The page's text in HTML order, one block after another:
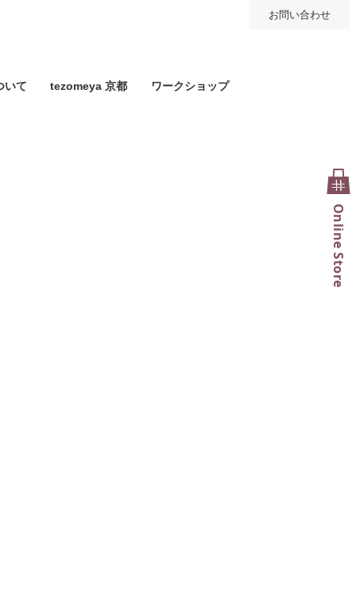
いて tezomeya 京都 ワークショップ
お問い合わせ
Online Store